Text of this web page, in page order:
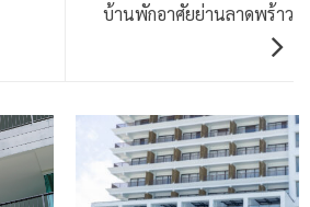
บ้านพักอาศัยย่านลาดพร้าว